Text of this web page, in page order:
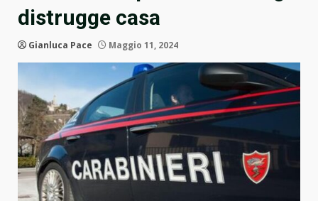
distrugge casa
Gianluca Pace Maggio 11, 2024